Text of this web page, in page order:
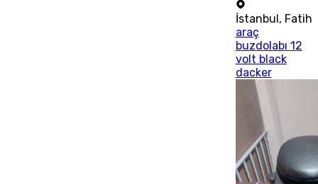
İstanbul , Fatih
araç
buzdolabı 12
volt black
dacker